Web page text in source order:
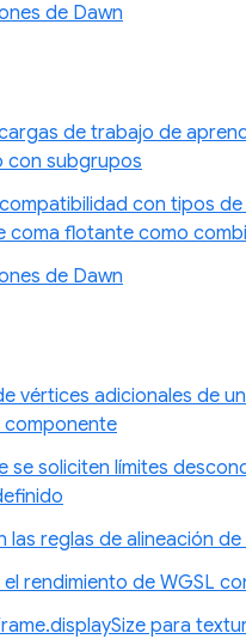
de Dawn
de trabajo de
con subgrupos
con tipos
coma flotante como
de Dawn
vértices adicionales de
componente
se soliciten límites
las reglas de alineación de
el rendimiento de WGSL
para